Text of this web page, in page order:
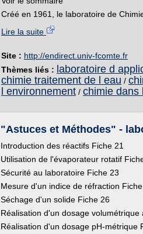
Créé en 1961, le laboratoire de
Lire la suite
Site : http://endirect.univ-fcomte.fr
Thèmes liés : laboratoire d
chimie traitement de l eau /
l environnement / chimie dans
"Astuces et Méthodes" -
Introduction des réactifs Fiche 21
Utilisation de l'évaporateur rotatif
Sécurité au laboratoire Fiche 23
Mesure d'un indice de réfraction
Séchage d'un solide Fiche 26
Réalisation d'un dosage
Réalisation d'un dosage pH-métrique